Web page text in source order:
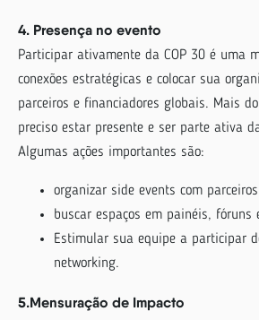
4. Presença no evento
Participar ativamente da COP 30 é uma
conexões estratégicas e colocar sua
parceiros e financiadores globais. Mais
preciso estar presente e ser parte ativa
Algumas ações importantes são:
organizar side events com
buscar espaços em painéis, fóruns
Estimular sua equipe a participar
networking.
5.Mensuração de Impacto